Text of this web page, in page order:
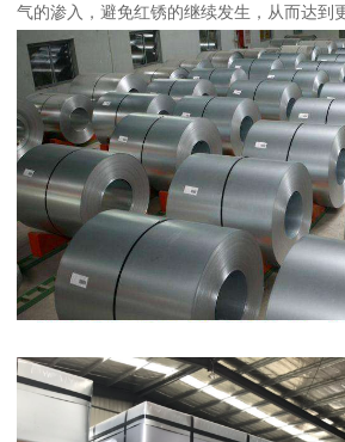
气的渗入，避免红锈的继续发生，从而达到